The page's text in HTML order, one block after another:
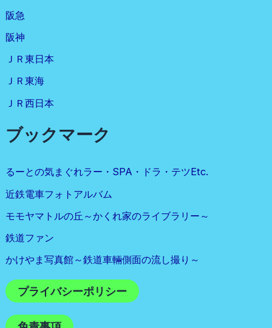
阪急
阪神
ＪＲ東日本
ＪＲ東海
ＪＲ西日本
ブックマーク
るーとの気まぐれラー・SPA・ドラ・テツetc.
近鉄電車フォトアルバム
モモヤマトルの丘～かくれ家のライブラリー～
鉄道ファン
かけやま写真館～鉄道車輛側面の流し撮り～
プライバシーポリシー